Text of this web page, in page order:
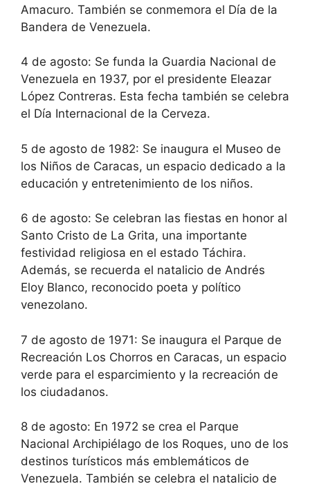
Amacuro. También se conmemora el Día de la
Bandera de Venezuela.
4 de agosto: Se funda la Guardia Nacional de
Venezuela en 1937, por el presidente Eleazar
López Contreras. Esta fecha también se celebra
el Día Internacional de la Cerveza.
5 de agosto de 1982: Se inaugura el Museo de
los Niños de Caracas, un espacio dedicado a la
educación y entretenimiento de los niños.
6 de agosto: Se celebran las fiestas en honor al
Santo Cristo de La Grita, una importante
festividad religiosa en el estado Táchira.
Además, se recuerda el natalicio de Andrés
Eloy Blanco, reconocido poeta y político
venezolano.
7 de agosto de 1971: Se inaugura el Parque de
Recreación Los Chorros en Caracas, un espacio
verde para el esparcimiento y la recreación de
los ciudadanos.
8 de agosto: En 1972 se crea el Parque
Nacional Archipiélago de los Roques, uno de los
destinos turísticos más emblemáticos de
Venezuela. También se celebra el natalicio de